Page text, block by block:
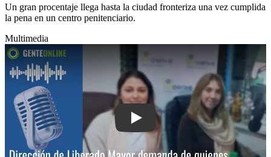
Un gran procentaje llega hasta la ciudad fronteriza una vez cumplida
la pena en un centro penitenciario.
Multimedia
Play: Dirección de Liberado: Mayor